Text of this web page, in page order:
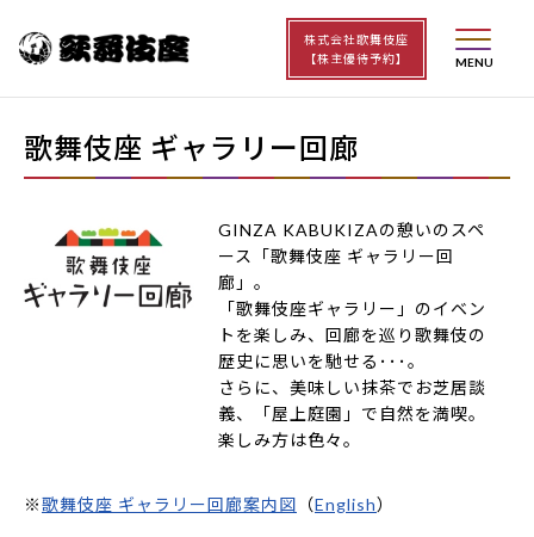
株式会社歌舞伎座
【株主優待予約】
歌舞伎座 ギャラリー回廊
GINZA KABUKIZAの憩いのスペ
ース「歌舞伎座 ギャラリー回
廊」。
「歌舞伎座ギャラリー」のイベン
トを楽しみ、回廊を巡り歌舞伎の
歴史に思いを馳せる･･･。
さらに、美味しい抹茶でお芝居談
義、「屋上庭園」で自然を満喫。
楽しみ方は色々。
※歌舞伎座 ギャラリー回廊案内図 （English）